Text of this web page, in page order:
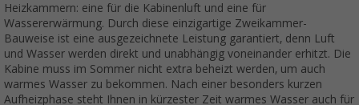
Heizkammern: eine für die Kabinenluft und eine für
Wassererwärmung. Durch diese einzigartige Zweikammer-
Bauweise ist eine ausgezeichnete Leistung garantiert, denn Luft
und Wasser werden direkt und unabhängig voneinander erhitzt. Die
Kabine muss im Sommer nicht extra beheizt werden, um auch
warmes Wasser zu bekommen. Nach einer besonders kurzen
Aufheizphase steht Ihnen in kürzester Zeit warmes Wasser auch für